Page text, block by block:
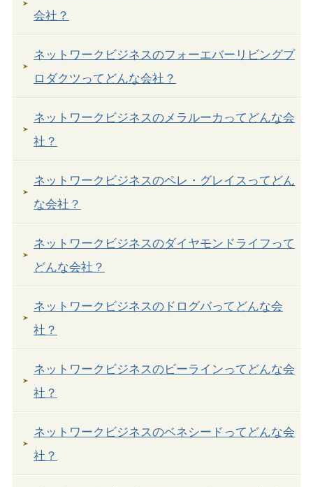
会社？
ネットワークビジネスのフォーエバーリビングプ
ロダクツってどんな会社？
ネットワークビジネスのメラルーカってどんな会
社？
ネットワークビジネスのペレ・グレイスってどん
な会社？
ネットワークビジネスのダイヤモンドライフって
どんな会社？
ネットワークビジネスのドログバってどんな会
社？
ネットワークビジネスのビーラインってどんな会
社？
ネットワークビジネスのベネシードってどんな会
社？